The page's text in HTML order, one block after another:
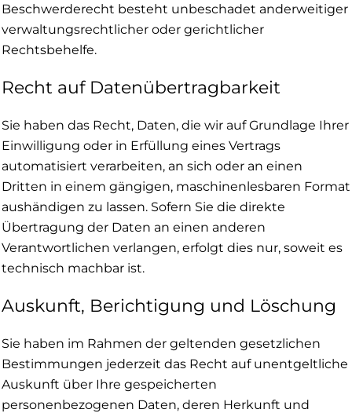
Beschwerderecht besteht unbeschadet anderweitiger
verwaltungsrechtlicher oder gerichtlicher
Rechtsbehelfe.
Recht auf Daten­übertrag­barkeit
Sie haben das Recht, Daten, die wir auf Grundlage Ihrer
Einwilligung oder in Erfüllung eines Vertrags
automatisiert verarbeiten, an sich oder an einen
Dritten in einem gängigen, maschinenlesbaren Format
aushändigen zu lassen. Sofern Sie die direkte
Übertragung der Daten an einen anderen
Verantwortlichen verlangen, erfolgt dies nur, soweit es
technisch machbar ist.
Auskunft, Berichtigung und Löschung
Sie haben im Rahmen der geltenden gesetzlichen
Bestimmungen jederzeit das Recht auf unentgeltliche
Auskunft über Ihre gespeicherten
personenbezogenen Daten, deren Herkunft und